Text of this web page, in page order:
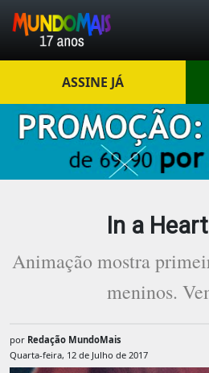
ASSINE JÁ
In a
Animação mostra
meninos.
por Redação MundoMais
Quarta-feira, 12 de Julho de 2017